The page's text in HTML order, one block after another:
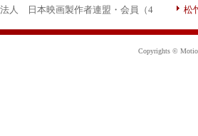
人 日本映画製作者連盟・会員（4
松
Copyrights ©